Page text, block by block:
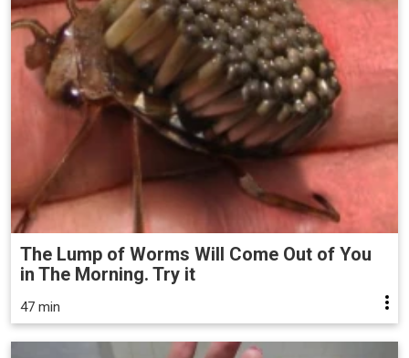
The Lump of Worms Will Come Out of You
in The Morning. Try it
47 min